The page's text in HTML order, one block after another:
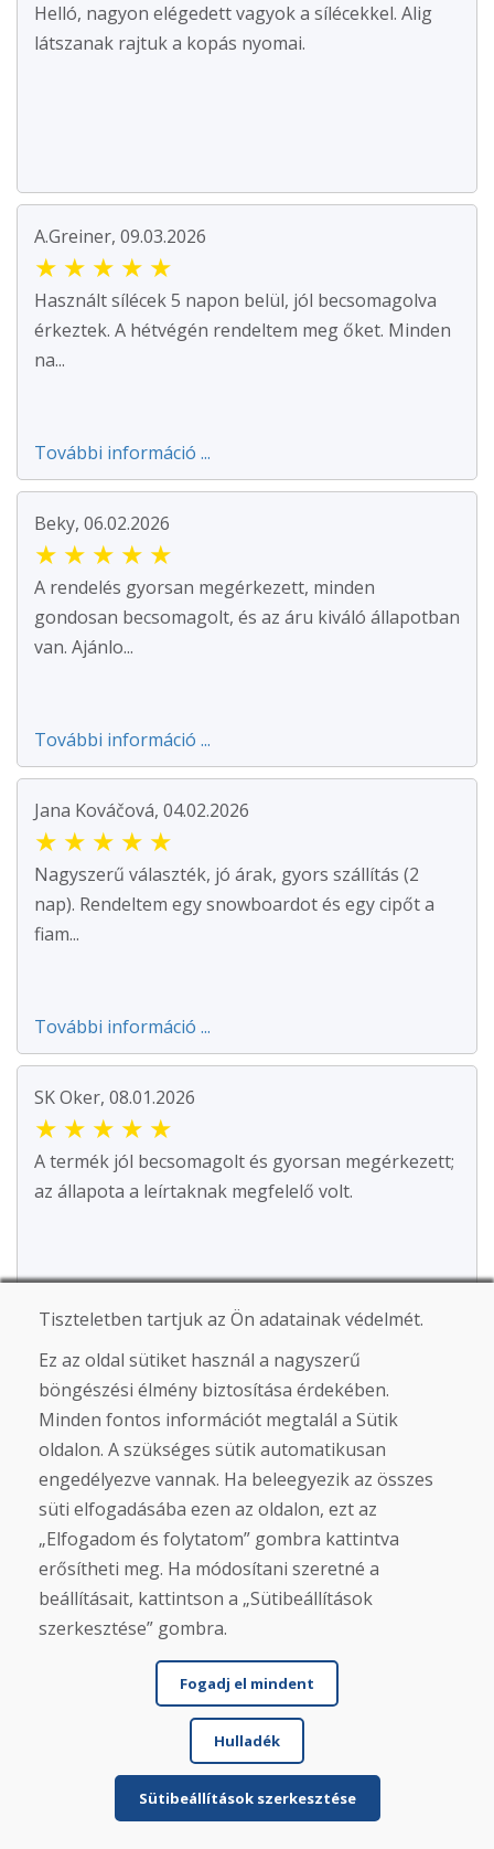
Helló, nagyon elégedett vagyok a sílécekkel. Alig
látszanak rajtuk a kopás nyomai.
A.Greiner, 09.03.2026
★ ★ ★ ★ ★
Használt sílécek 5 napon belül, jól becsomagolva
érkeztek. A hétvégén rendeltem meg őket. Minden
na...
További információ ...
Beky, 06.02.2026
★ ★ ★ ★ ★
A rendelés gyorsan megérkezett, minden
gondosan becsomagolt, és az áru kiváló állapotban
van. Ajánlo...
További információ ...
Jana Kováčová, 04.02.2026
★ ★ ★ ★ ★
Nagyszerű választék, jó árak, gyors szállítás (2
nap). Rendeltem egy snowboardot és egy cipőt a
fiam...
További információ ...
SK Oker, 08.01.2026
★ ★ ★ ★ ★
A termék jól becsomagolt és gyorsan megérkezett;
az állapota a leírtaknak megfelelő volt.
Jürgen Reinhard , 17.12.2025
★★★★★
Használt síléceket rendeltünk, és négy
munkanapon belül megkaptuk őket. A sílécek
használtak, és mi...
További információ ...
További értékelések megjelenítése >
Írjon véleményt
★
Tiszteletben tartjuk az Ön adatainak védelmét.
Ez az oldal sütiket használ a nagyszerű
böngészési élmény biztosítása érdekében.
Minden fontos információt megtalál a Sütik
oldalon. A szükséges sütik automatikusan
engedélyezve vannak. Ha beleegyezik az összes
süti elfogadásába ezen az oldalon, ezt az
„Elfogadom és folytatom” gombra kattintva
erősítheti meg. Ha módosítani szeretné a
beállításait, kattintson a „Sütibeállítások
szerkesztése” gombra.
Fogadj el mindent
Hulladék
Sütibeállítások szerkesztése